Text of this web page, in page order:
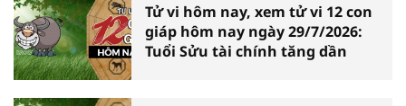
Tử vi hôm nay, xem tử vi 12 con
giáp hôm nay ngày 29/7/2026:
Tuổi Sửu tài chính tăng dần